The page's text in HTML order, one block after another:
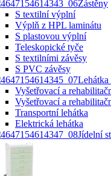
Zástěny
S textilní výplní
Výplň z HPL laminátu
S plastovou výplní
Teleskopické tyče
S textilními závěsy
S PVC závěsy
Lehátka
Vyšetřovací a
Vyšetřovací a
Transportní lehátka
Elektrická lehátka
Jídelní